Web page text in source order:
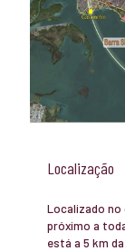
Localização
Localizado
próximo a
está a 5 km